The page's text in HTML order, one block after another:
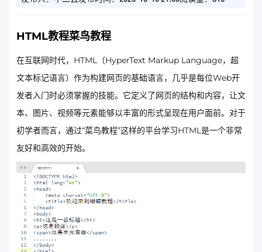
HTML教程菜鸟教程
在互联网时代，HTML（HyperText Markup Language，超
文本标记语言）作为构建网页的基础语言，几乎是每位Web开
发者入门时必须掌握的技能。它定义了网页的结构和内容，让文
本、图片、视频等元素能够以丰富的形式呈现在用户面前。对于
初学者而言，通过“菜鸟教程”这样的平台学习HTML是一个非常
友好和高效的开始。